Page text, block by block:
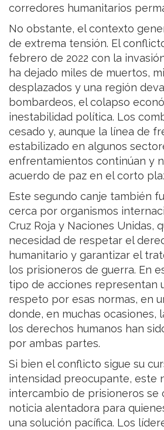
corredores humanitarios
No obstante, el contexto
de extrema tensión. El
febrero de 2022 con la
ha dejado miles de muertos,
desplazados y una región
bombardeos, el colapso
inestabilidad política. Los
cesado y, aunque la línea de
estabilizado en algunos
enfrentamientos continúan y
acuerdo de paz en el corto
Este segundo canje también
cerca por organismos
Cruz Roja y Naciones Unidas,
necesidad de respetar el
humanitario y garantizar el
los prisioneros de guerra. En
tipo de acciones representan
respeto por esas normas, en
donde, en muchas ocasiones,
los derechos humanos han
por ambas partes.
Si bien el conflicto sigue su
intensidad preocupante, este
intercambio de prisioneros se
noticia alentadora para
una solución pacífica. Los